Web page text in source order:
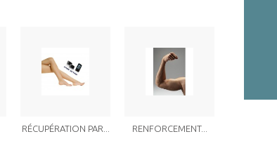
RÉCUPÉRATION PAR... RENFORCEMENT...